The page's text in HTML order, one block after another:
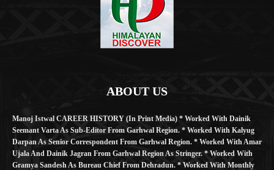
ABOUT US
Manoj Istwal CAREER HISTORY (in Print Media) * Worked With Dainik
Seemant Varta As Sub-Editor From Garhwal Region. * Worked With Kalyug
Darpan As Senior Correspondent From Garhwal Region. * Worked With Amar
Ujala And Dainik Jagran From Garhwal Region As Stringer. * Worked With
Gramya Sandesh As Bureau Chief From Dehradun. * Worked With Monthly